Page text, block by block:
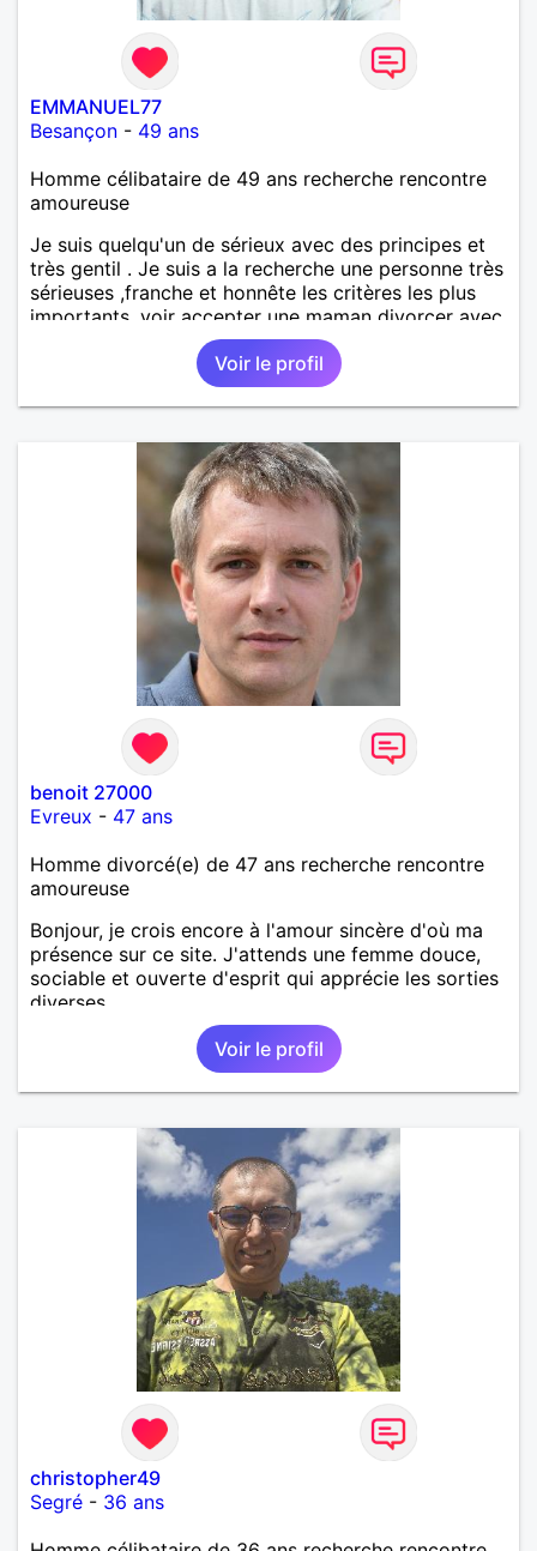
EMMANUEL77
Besançon - 49 ans
Homme célibataire de 49 ans recherche rencontre
amoureuse
Je suis quelqu'un de sérieux avec des principes et
très gentil . Je suis a la recherche une personne très
sérieuses ,franche et honnête les critères les plus
importants, voir accepter une maman divorcer avec
son enfant il n y a aucun problème. S' abstenir au
personne non sérieuse merci. Recherche dans un
premier temps dialogue et apprendre à connaître la
personne puis dans un deuxième temps relation plus
professionnelle et agent de sécurité privée et
agents SIAP1. ET télésurveillance et vidéo
protection dans les casino supermarché. en CDI
Mes passions. Sont la robotique ,vtt ,Echeque
,astronomie . Service militaire belfort 35 régiment d
infanterie et engager sur 5 ans.de (1998 a 2003.)
Divers je fait en moyenne 6 km de marche par jour
a pieds. A la fin de mon travail a mon domicile. J 'ai
un rêve cet de construire une vie a deux en
harmonie. Si je pourrais lui décrocher la lune je le
ferais. A chaque fois que je vois un beau ciel étoilé
je rêve d' être avec quelqu'un.
Voir le profil
benoit 27000
Evreux - 47 ans
Homme divorcé(e) de 47 ans recherche rencontre
amoureuse
Bonjour, je crois encore à l'amour sincère d'où ma
présence sur ce site. J'attends une femme douce,
sociable et ouverte d'esprit qui apprécie les sorties
diverses.
Voir le profil
christopher49
Segré - 36 ans